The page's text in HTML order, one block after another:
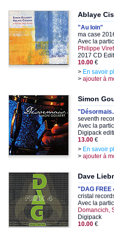
Ablaye
"Au loin"
ma case
Avec la
Philippe Viret
2017 CD
10.00 €
> En savoir
> ajouter à
Simon
seventh
Avec la
Digipack
13.00 €
> En savoir
> ajouter à
Dave
"DAG FREE
cristal
Avec la
Domancich,
Digipack
10.00 €